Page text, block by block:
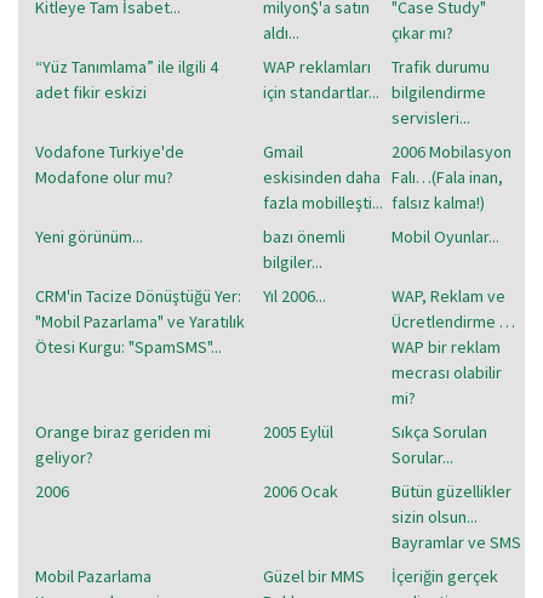
Kitleye Tam İsabet...
milyon$'a satın
aldı...
"Case Study"
çıkar mı?
“Yüz Tanımlama” ile ilgili 4
adet fikir eskizi
WAP reklamları
için standartlar...
Trafik durumu
bilgilendirme
servisleri...
Vodafone Turkiye'de
Modafone olur mu?
Gmail
eskisinden daha
fazla mobilleşti...
2006 Mobilasyon
Falı…(Fala inan,
falsız kalma!)
Yeni görünüm...
bazı önemli
bilgiler...
Mobil Oyunlar...
CRM'in Tacize Dönüştüğü Yer:
"Mobil Pazarlama" ve Yaratılık
Ötesi Kurgu: "SpamSMS"...
Yıl 2006...
WAP, Reklam ve
Ücretlendirme …
WAP bir reklam
mecrası olabilir
mi?
Orange biraz geriden mi
geliyor?
2005 Eylül
Sıkça Sorulan
Sorular...
2006
2006 Ocak
Bütün güzellikler
sizin olsun...
Bayramlar ve SMS
Mobil Pazarlama
Güzel bir MMS
İçeriğin gerçek